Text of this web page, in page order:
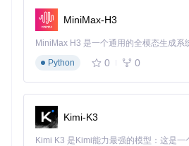
完成安装后，需进行账户认证以启用
# 登录Apple ID账户
# 验证登录状态
登录过程中会提示输入Apple ID密码
统将引导完成二次验证。成功登录后
MiniMax-H3
Python
0 0
Kimi-K3